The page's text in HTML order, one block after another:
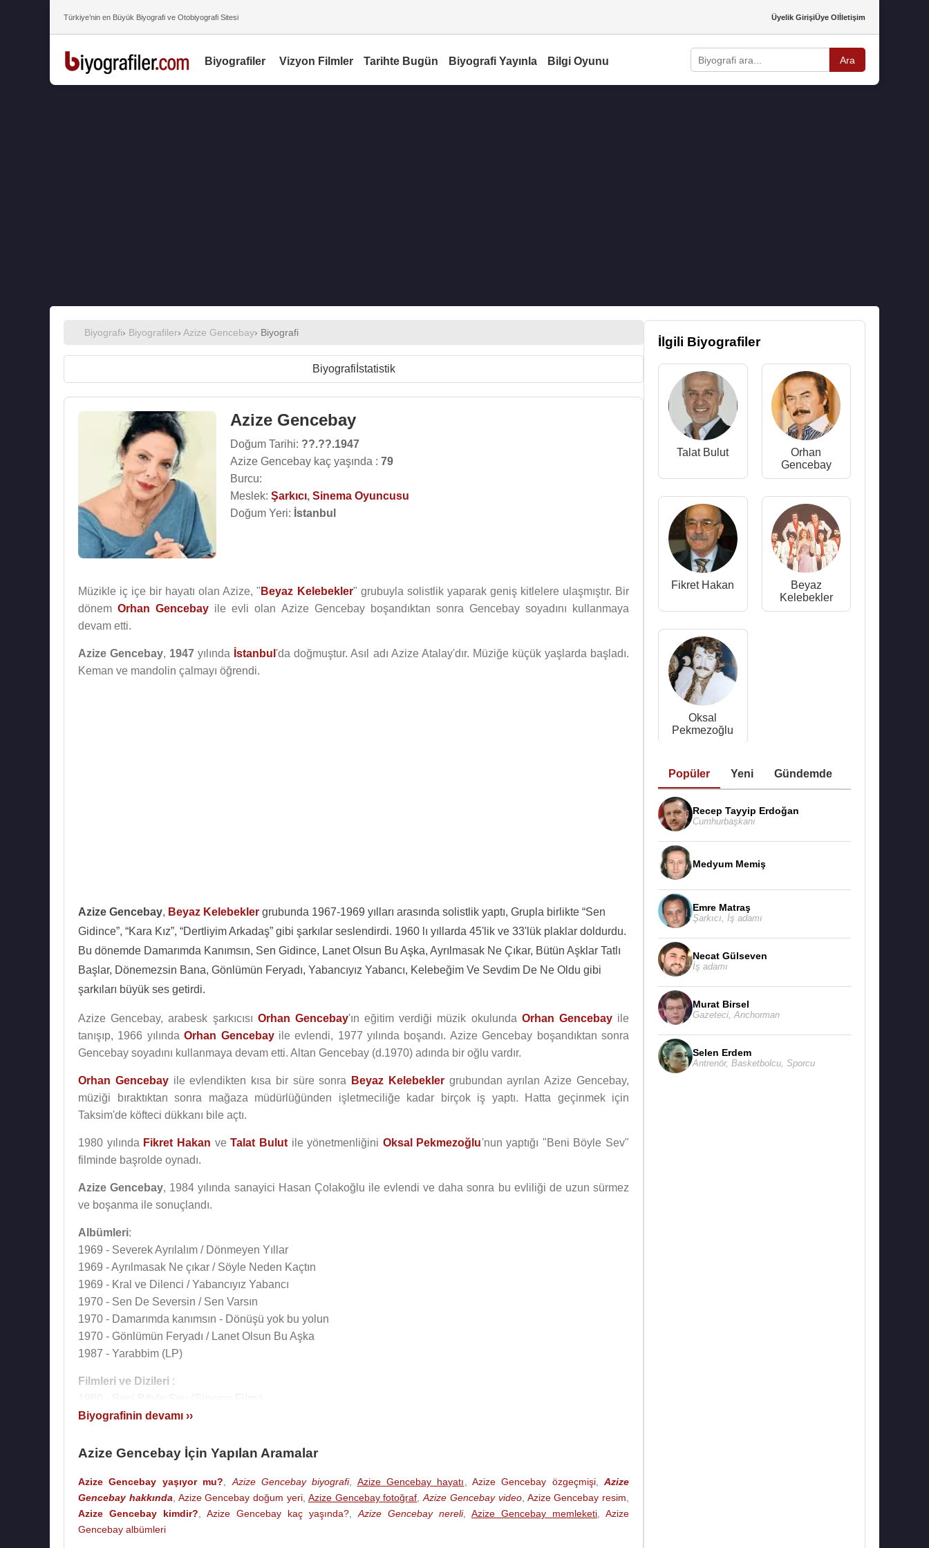
Türkiye’nin en Büyük Biyografi ve Otobiyografi Sitesi Üyelik GirişiÜye Olİletişim
Biyografiler Vizyon Filmler Tarihte Bugün Biyografi Yayınla Bilgi Oyunu Ara
Biyografi› Biyografiler› Azize Gencebay› Biyografi
Biyografi İstatistik
Azize Gencebay
Doğum Tarihi: ??.??.1947
Azize Gencebay kaç yaşında : 79
Burcu:
Meslek: Şarkıcı, Sinema Oyuncusu
Doğum Yeri: İstanbul
Müzikle iç içe bir hayatı olan Azize, " Beyaz Kelebekler" grubuyla solistlik yaparak geniş kitlelere ulaşmıştır. Bir
dönemOrhan Gencebay ile evli olan Azize Gencebay boşandıktan sonra Gencebay soyadını kullanmaya
devam etti.
Azize Gencebay, 1947 yılında İstanbul 'da doğmuştur. Asıl adı Azize Atalay'dır. Müziğe küçük yaşlarda başladı.
Keman ve mandolin çalmayı öğrendi.
Azize Gencebay, Beyaz Kelebekler grubunda 1967-1969 yılları arasında solistlik yaptı, Grupla birlikte “Sen
Gidince”, “Kara Kız”, “Dertliyim Arkadaş” gibi şarkılar seslendirdi. 1960 lı yıllarda 45'lik ve 33'lük plaklar doldurdu.
Bu dönemde Damarımda Kanımsın, Sen Gidince, Lanet Olsun Bu Aşka, Ayrılmasak Ne Çıkar, Bütün Aşklar Tatlı
Başlar, Dönemezsin Bana, Gönlümün Feryadı, Yabancıyız Yabancı, Kelebeğim Ve Sevdim De Ne Oldu gibi
şarkıları büyük ses getirdi.
Azize Gencebay, arabesk şarkıcısı Orhan Gencebay'ın eğitim verdiği müzik okulunda Orhan Gencebayile
tanışıp, 1966 yılındaOrhan Gencebayile evlendi, 1977 yılında boşandı. Azize Gencebay boşandıktan sonra
Gencebay soyadını kullanmaya devam etti. Altan Gencebay (d.1970) adında bir oğlu vardır.
Orhan Gencebayile evlendikten kısa bir süre sonra Beyaz Kelebeklergrubundan ayrılan Azize Gencebay,
müziği bıraktıktan sonra mağaza müdürlüğünden işletmeciliğe kadar birçok iş yaptı. Hatta geçinmek için
Taksim'de köfteci dükkanı bile açtı.
1980 yılında Fikret Hakan veTalat Bulutile yönetmenliğini Oksal Pekmezoğlu'nun yaptığı "Beni Böyle Sev"
filminde başrolde oynadı.
Azize Gencebay, 1984 yılında sanayici Hasan Çolakoğlu ile evlendi ve daha sonra bu evliliği de uzun sürmez
ve boşanma ile sonuçlandı.
Albümleri:
1969 - Severek Ayrılalım / Dönmeyen Yıllar
1969 - Ayrılmasak Ne çıkar / Söyle Neden Kaçtın
1969 - Kral ve Dilenci / Yabancıyız Yabancı
1970 - Sen De Seversin / Sen Varsın
1970 - Damarımda kanımsın - Dönüşü yok bu yolun
1970 - Gönlümün Feryadı / Lanet Olsun Bu Aşka
1987 - Yarabbim (LP)
Filmleri ve Dizileri :
Kaynak:Biyografiler.com
Biyografinin devamı ››
Azize Gencebay İçin Yapılan Aramalar
Azize Gencebay yaşıyor mu? Azize Gencebay biyografi, Azize Gencebay hayatı Azize Gencebay özgeçmişi,Azize
Gencebay hakkında Azize Gencebay doğum yeri, Azize Gencebay fotoğraf ,Azize Gencebay video, Azize Gencebay resim
Azize Gencebay kimdir?
Azize Gencebay kaç yaşında? Azize Gencebay nereli, Azize Gencebay memleketi
Azize
Gencebay albümleri
İlgili Biyografiler
Talat Bulut
Orhan
Gencebay
Fikret Hakan
Beyaz
Kelebekler
Oksal
Pekmezoğlu
Popüler Yeni Gündemde
Recep Tayyip Erdoğan
Cumhurbaşkanı
Medyum Memiş
Emre Matraş
Şarkıcı İş adamı
Necat Gülseven
İş adamı
Murat Birsel
Gazeteci Anchorman
Selen Erdem
Antrenör, Basketbolcu Sporcu